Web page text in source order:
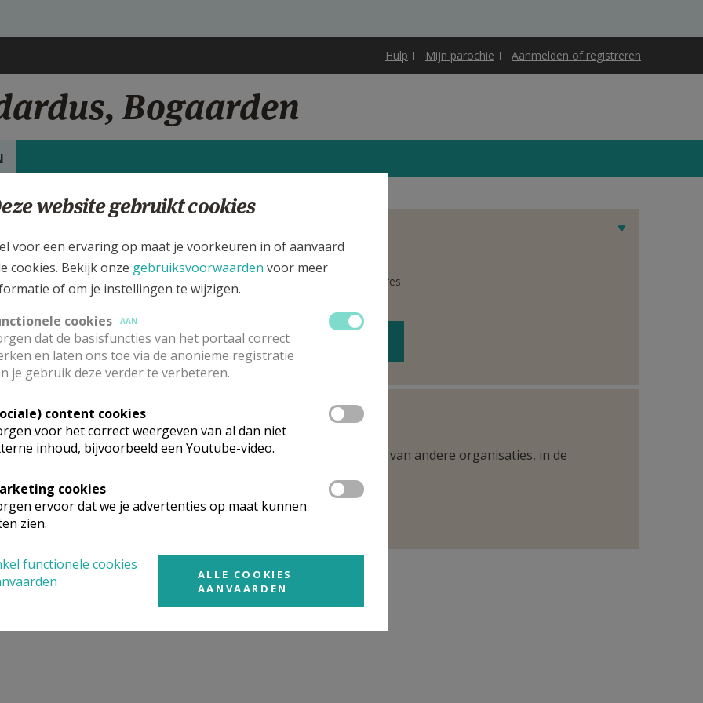
Hulp Mijn parochie Aanmelden of registreren
Bogaarden
kerk vinden geen weekendvieringen plaats. Bekijk de details voor het adres
de kerk, alsook een lijst met kerken in de buurt.
ALLE DETAILS TONEN
gevonden wat je zocht? Hier vind je links naar kerken, eventueel van andere organisaties, in de
in of nabijPepingen - Bogaarden
website gebruikt cookies
voor een ervaring op maat je voorkeuren in of aanvaard
cookies. Bekijk onze gebruiksvoorwaarden voor meer
of om je instellingen te wijzigen.
cookies
AAN
dat de basisfuncties van het portaal correct
en laten ons toe via de anonieme registratie
je gebruik deze verder te verbeteren.
content cookies
voor het correct weergeven van al dan niet
inhoud, bijvoorbeeld een Youtube-video.
cookies
ervoor dat we je advertenties op maat kunnen
zien.
functionele cookies
ALLE COOKIES
AANVAARDEN